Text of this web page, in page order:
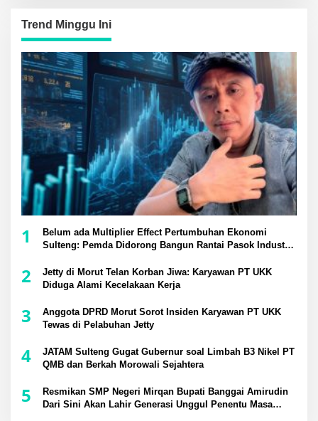
Trend Minggu Ini
1
Belum ada Multiplier Effect Pertumbuhan Ekonomi
Sulteng: Pemda Didorong Bangun Rantai Pasok Industri
2
Jetty di Morut Telan Korban Jiwa: Karyawan PT UKK
Diduga Alami Kecelakaan Kerja
3
Anggota DPRD Morut Sorot Insiden Karyawan PT UKK
Tewas di Pelabuhan Jetty
4
JATAM Sulteng Gugat Gubernur soal Limbah B3 Nikel PT
QMB dan Berkah Morowali Sejahtera
5
Resmikan SMP Negeri Mirqan Bupati Banggai Amirudin
Dari Sini Akan Lahir Generasi Unggul Penentu Masa